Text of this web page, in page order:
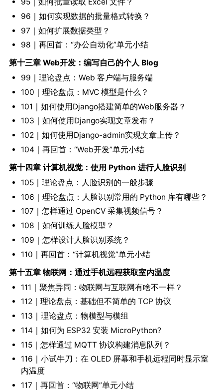
96｜如何实现数据的批量格式转换？
97｜如何扩展数据类型？
98｜再回首：“办公自动化”单元小结
第十三章 Web开发：编写自己的个人 Blog
99｜理论盘点：Web 客户端与服务端
100｜理论盘点：MVC 模型是什么？
101｜如何使用Django搭建简单的Web服务器？
103｜如何使用Django实现文章发布？
102｜如何使用Django-admin实现文章上传？
104｜再回首：“Web开发”单元小结
第十四章 计算机视觉：使用 Python 进行人脸识别
105｜理论盘点：人脸识别的一般步骤
106｜理论盘点：人脸识别常用的 Python 库有哪些？
107｜怎样通过 OpenCV 采集视频信号？
108｜如何训练人脸模型？
109｜怎样设计人脸识别系统？
110｜再回首：“计算机视觉”单元小结
第十五章 物联网：通过手机远程获取室内温度
111｜聚焦异同：物联网与互联网有啥不一样？
112｜理论盘点：基础但不简单的 TCP 协议
113｜理论盘点：物模型与模组
114｜如何为 ESP32 安装 MicroPython?
115｜怎样通过 MQTT 协议构建消息队列？
116｜小试牛刀：在 OLED 屏幕和手机远程同时显示室
内温度
117｜再回首：“物联网”单元小结